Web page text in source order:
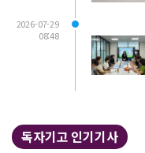
2026-07-29
08:48
독자기고 인기기사